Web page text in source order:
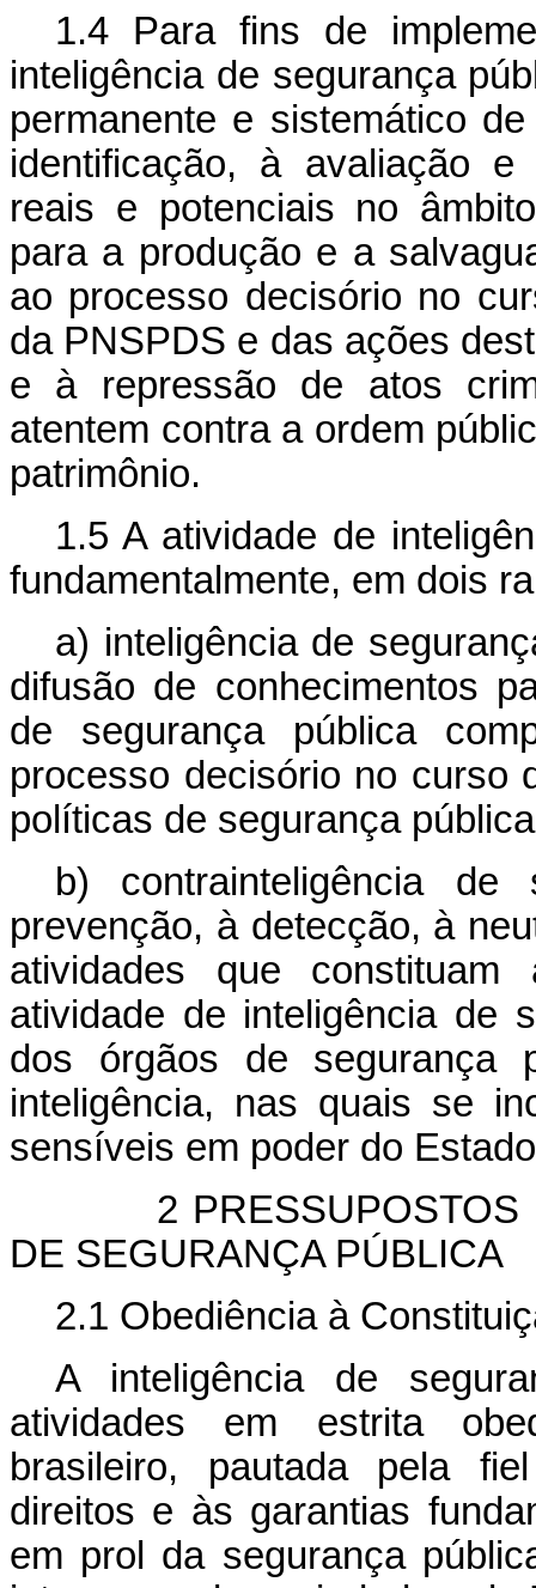
1.4 Para fins de
inteligência de segurança
permanente e sistemático
identificação, à avaliação
reais e potenciais no
para a produção e a
ao processo decisório no
da PNSPDS e das ações
e à repressão de atos
atentem contra a ordem
patrimônio.
1.5 A atividade de
fundamentalmente, em dois
a) inteligência de
difusão de conhecimentos
de segurança pública
processo decisório no curso
políticas de segurança
b) contrainteligência
prevenção, à detecção, à
atividades que
atividade de inteligência de
dos órgãos de segurança
inteligência, nas quais se
sensíveis em poder do
2 PRESSUPOSTOS DA
DE SEGURANÇA PÚBLICA
2.1 Obediência à
A inteligência de
atividades em estrita
brasileiro, pautada pela
direitos e às garantias
em prol da segurança